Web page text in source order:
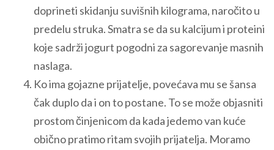
doprineti skidanju suvišnih kilograma, naročito u
predelu struka. Smatra se da su kalcijum i proteini
koje sadrži jogurt pogodni za sagorevanje masnih
naslaga.
Ko ima gojazne prijatelje, povećava mu se šansa
čak duplo da i on to postane. To se može objasniti
prostom činjenicom da kada jedemo van kuće
obično pratimo ritam svojih prijatelja. Moramo